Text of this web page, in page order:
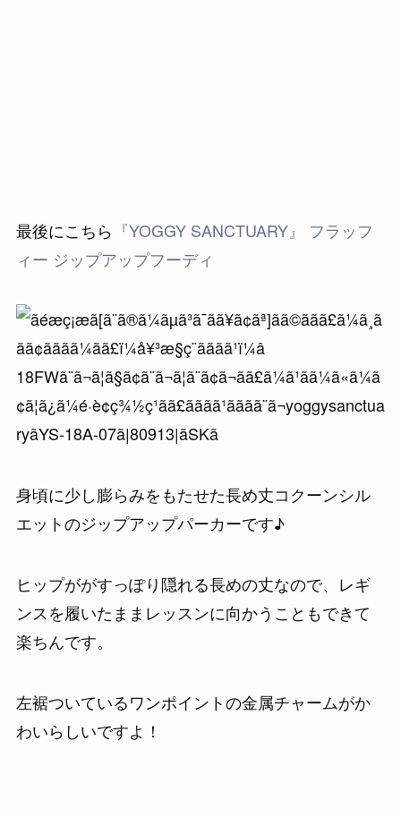
最後にこちら 『YOGGY SANCTUARY』 フラッフ
ィー ジップアップフーディ
身頃に少し膨らみをもたせた長め丈コクーンシル
エットのジップアップパーカーです♪
ヒップががすっぽり隠れる長めの丈なので、レギ
ンスを履いたままレッスンに向かうこともできて
楽ちんです。
左裾ついているワンポイントの金属チャームがか
わいらしいですよ！